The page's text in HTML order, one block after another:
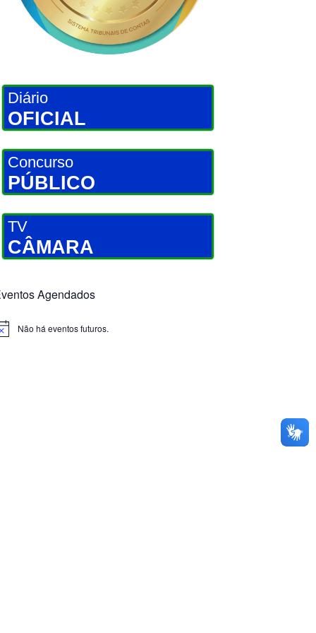
Diário
OFICIAL
Concurso
PÚBLICO
TV
CÂMARA
Agendados
Não há eventos futuros.